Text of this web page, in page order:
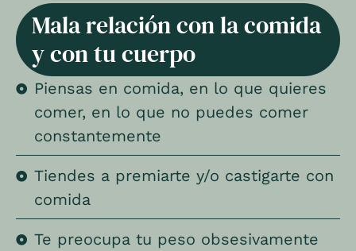
Mala relación con la comida
y con tu cuerpo
Piensas en comida, en lo que quieres
comer, en lo que no puedes comer
constantemente
Tiendes a premiarte y/o castigarte con
comida
Te preocupa tu peso obsesivamente